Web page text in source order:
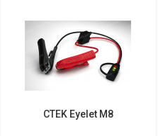
CTEK Eyelet M8